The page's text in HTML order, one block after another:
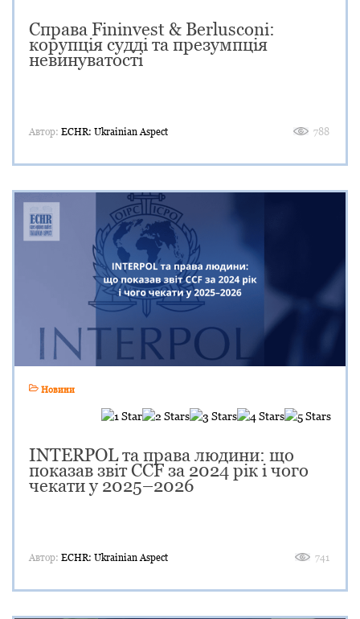
Справа Fininvest & Berlusconi:
корупція судді та презумпція
невинуватості
Автор: ECHR: Ukrainian Aspect 788
Новини
INTERPOL та права людини: що
показав звіт CCF за 2024 рік і чого
чекати у 2025–2026
Автор: ECHR: Ukrainian Aspect 741